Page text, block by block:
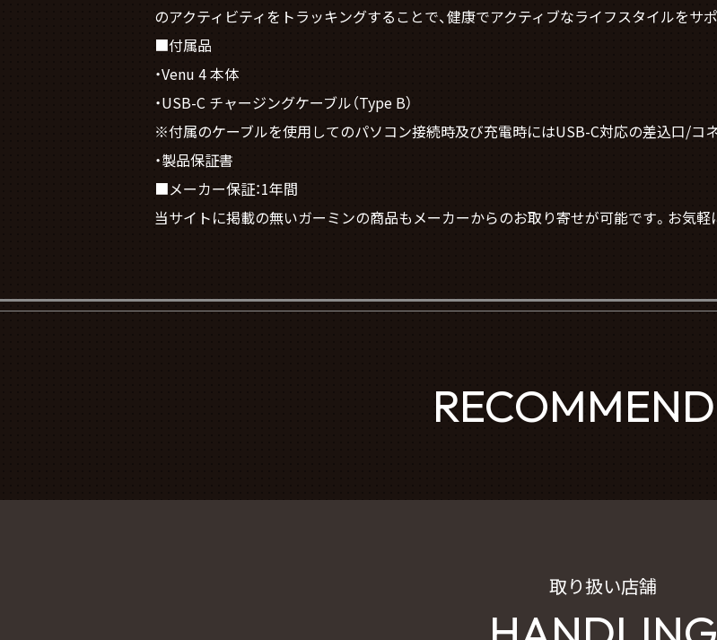
のアクティビティをトラッキングすることで、健康でアクティブなライフスタイルをサ
■付属品
・Venu 4 本体
・USB-C チャージングケーブル（Type B）
※付属のケーブルを使用してのパソコン接続時及び充電時にはUSB-C対応の差込口/コ
・製品保証書
■メーカー保証：1年間
当サイトに掲載の無いガーミンの商品もメーカーからのお取り寄せが可能です。お気軽
取り扱い店舗